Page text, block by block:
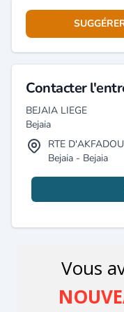
Contacter
BEJAIA LIEGE
Bejaia
RTE
Bejaia - Bejaia